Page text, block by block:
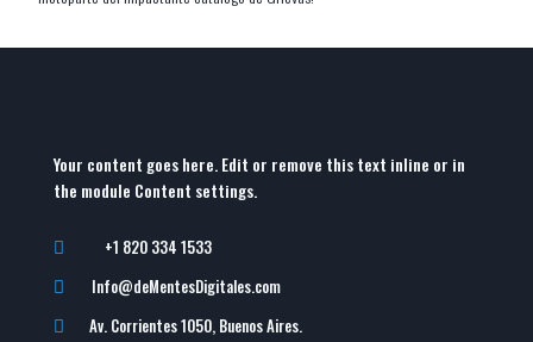
Your content goes here. Edit or remove this text inline or in
the module Content settings.
 +1 820 334 1533
 Info@deMentesDigitales.com
 Av. Corrientes 1050, Buenos Aires.